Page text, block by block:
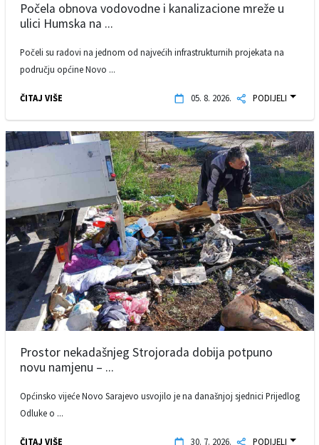
Počela obnova vodovodne i kanalizacione mreže u
ulici Humska na ...
Počeli su radovi na jednom od najvećih infrastrukturnih projekata na
području općine Novo ...
ČITAJ VIŠE 05. 8. 2026. PODIJELI
Prostor nekadašnjeg Strojorada dobija potpuno
novu namjenu – ...
Općinsko vijeće Novo Sarajevo usvojilo je na današnjoj sjednici Prijedlog
Odluke o ...
ČITAJ VIŠE 30. 7. 2026. PODIJELI